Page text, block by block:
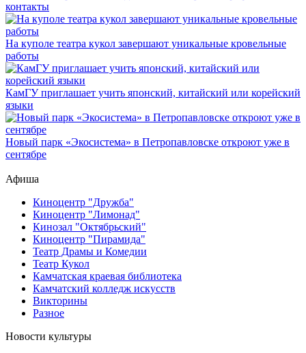
контакты
На куполе театра кукол завершают уникальные кровельные
работы
КамГУ приглашает учить японский, китайский или корейский
языки
Новый парк «Экосистема» в Петропавловске откроют уже в
сентябре
Афиша
Киноцентр "Дружба"
Киноцентр "Лимонад"
Кинозал "Октябрьский"
Киноцентр "Пирамида"
Театр Драмы и Комедии
Театр Кукол
Камчатская краевая библиотека
Камчатский колледж искусств
Викторины
Разное
Новости культуры